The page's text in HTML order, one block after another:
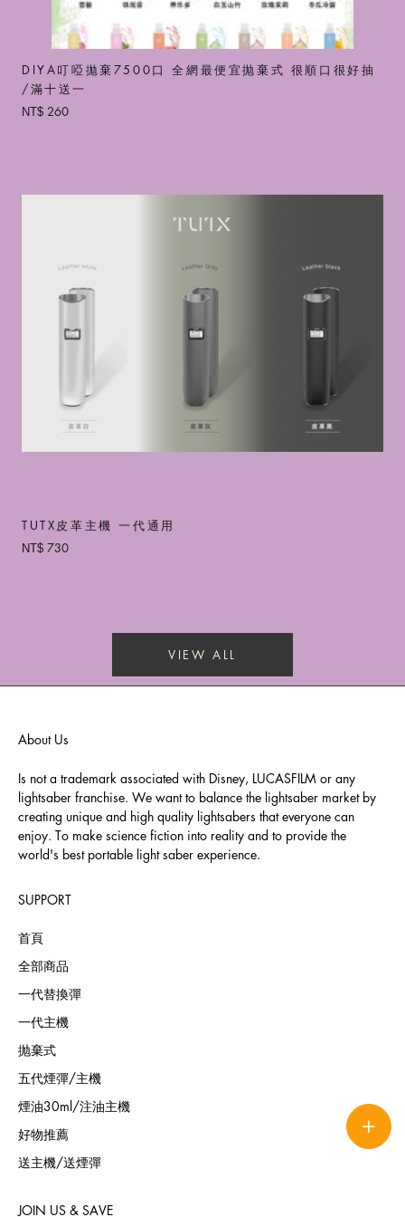
DIYA叮啞拋棄7500口 全網最便宜抛棄式 很順口很好抽
/滿十送一
NT$ 260
TUTX皮革主機 一代通用
NT$ 730
VIEW ALL
About Us
Is not a trademark associated with Disney, LUCASFILM or any
lightsaber franchise. We want to balance the lightsaber market by
creating unique and high quality lightsabers that everyone can
enjoy. To make science fiction into reality and to provide the
world's best portable light saber experience.
SUPPORT
首頁
全部商品
一代替換彈
一代主機
抛棄式
五代煙彈/主機
煙油30ml/注油主機
好物推薦
送主機/送煙彈
JOIN US & SAVE